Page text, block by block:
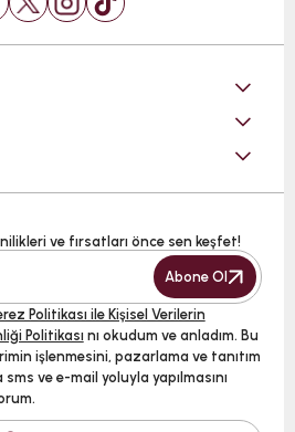
ve fırsatları önce sen keşfet!
Abone Ol
Politikası ile Kişisel Verilerin
Politikası nı okudum ve anladım. Bu
işlenmesini, pazarlama ve tanıtım
ve e-mail yoluyla yapılmasını